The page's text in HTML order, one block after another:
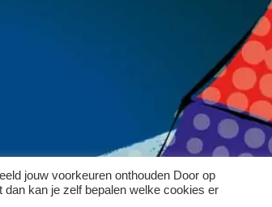
jouw voorkeuren onthouden Door op
kan je zelf bepalen welke cookies er